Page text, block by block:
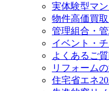
実体験型マ
物件高価買
管理組合・
イベント・
よくあるご
リフォーム
住宅省エネ